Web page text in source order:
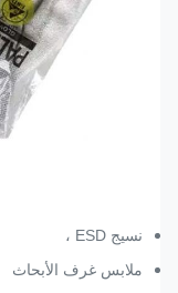
نسيج ESD ،
ملابس غرف الأبحاث